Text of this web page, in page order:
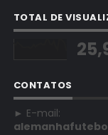
TOTAL DE
CONTATOS
► E-mail: